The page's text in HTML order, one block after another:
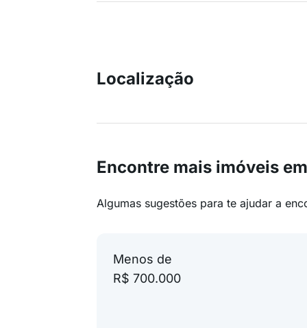
Localização
Encontre mais imóveis
Algumas sugestões para te ajudar a
Menos de
R$ 700.000